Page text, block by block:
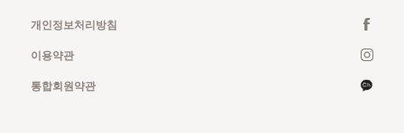
개인정보처리방침
이용약관
통합회원약관